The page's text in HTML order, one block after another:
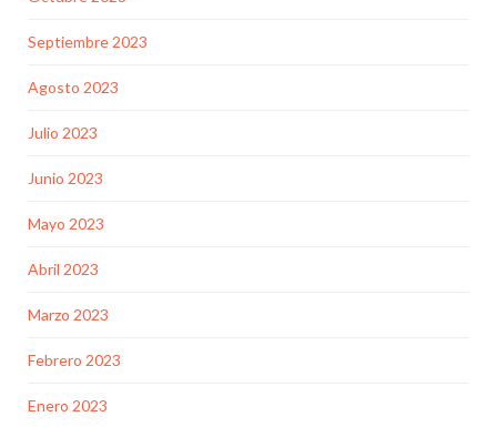
Septiembre 2023
Agosto 2023
Julio 2023
Junio 2023
Mayo 2023
Abril 2023
Marzo 2023
Febrero 2023
Enero 2023